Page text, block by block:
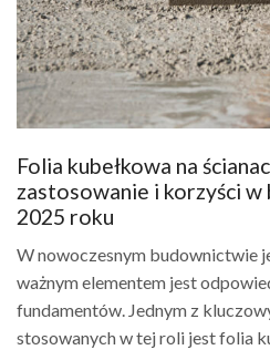
Folia kubełkowa na
zastosowanie i korzyści
2025 roku
W nowoczesnym budownictwie
ważnym elementem jest
fundamentów. Jednym z
stosowanych w tej roli jest folia